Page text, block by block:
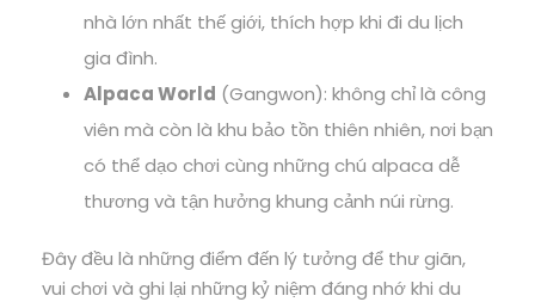
nhà lớn nhất thế giới, thích hợp khi đi du lịch
gia đình.
Alpaca World (Gangwon): không chỉ là công
viên mà còn là khu bảo tồn thiên nhiên, nơi bạn
có thể dạo chơi cùng những chú alpaca dễ
thương và tận hưởng khung cảnh núi rừng.
Đây đều là những điểm đến lý tưởng để thư giãn,
vui chơi và ghi lại những kỷ niệm đáng nhớ khi du